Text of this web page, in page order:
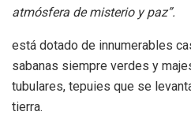
atmósfera de misterio y paz”.
está dotado de innumerables
sabanas siempre verdes y
tubulares, tepuies que se
tierra.